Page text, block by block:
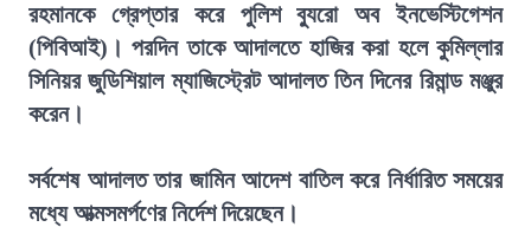
রহমানকে গ্রেপ্তার করে পুলিশ ব্যুরো অব ইনভেস্টিগেশন
(পিবিআই)। পরদিন তাকে আদালতে হাজির করা হলে কুমিল্লার
সিনিয়র জুডিশিয়াল ম্যাজিস্ট্রেট আদালত তিন দিনের রিমান্ড মঞ্জুর
করেন।
সর্বশেষ আদালত তার জামিন আদেশ বাতিল করে নির্ধারিত সময়ের
মধ্যে আত্মসমর্পণের নির্দেশ দিয়েছেন।